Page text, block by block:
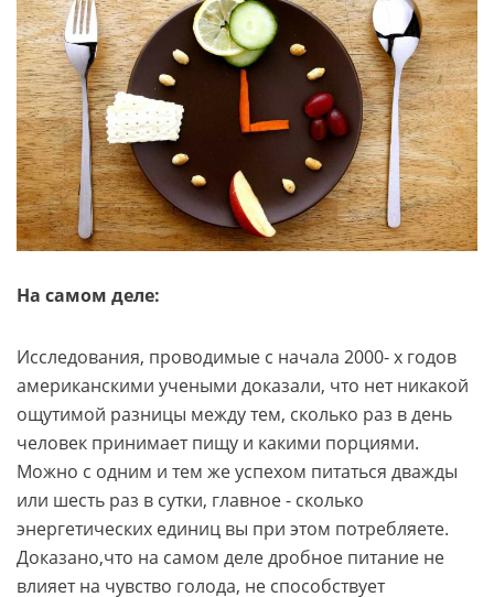
На самом деле:
Исследования, проводимые с начала 2000- х годов
американскими учеными доказали, что нет никакой
ощутимой разницы между тем, сколько раз в день
человек принимает пищу и какими порциями.
Можно с одним и тем же успехом питаться дважды
или шесть раз в сутки, главное - сколько
энергетических единиц вы при этом потребляете.
Доказано,что на самом деле дробное питание не
влияет на чувство голода, не способствует